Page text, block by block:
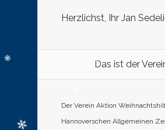
Herzlichst, Ihr Jan
Das ist der
Der Verein Aktion
Hannoverschen Allgemeinen